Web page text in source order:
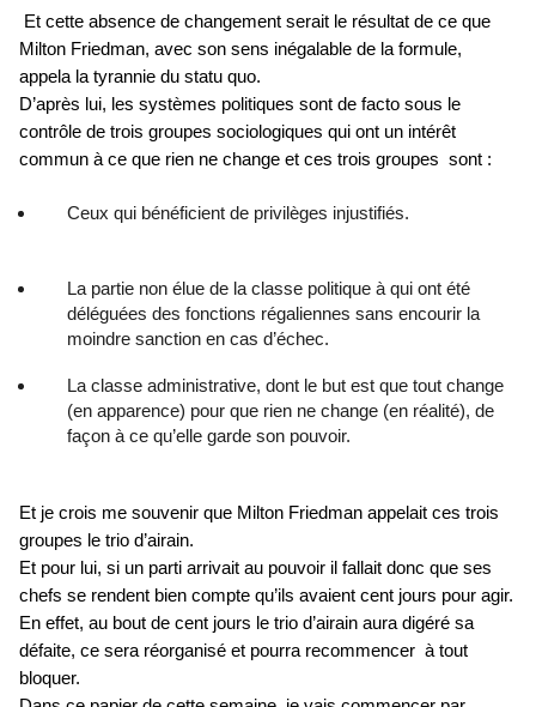
Et cette absence de changement serait le résultat de ce que
Milton Friedman, avec son sens inégalable de la formule,
appela la tyrannie du statu quo.
D’après lui, les systèmes politiques sont de facto sous le
contrôle de trois groupes sociologiques qui ont un intérêt
commun à ce que rien ne change et ces trois groupes sont :
Ceux qui bénéficient de privilèges injustifiés.
La partie non élue de la classe politique à qui ont été
déléguées des fonctions régaliennes sans encourir la
moindre sanction en cas d’échec.
La classe administrative, dont le but est que tout change
(en apparence) pour que rien ne change (en réalité), de
façon à ce qu’elle garde son pouvoir.
Et je crois me souvenir que Milton Friedman appelait ces trois
groupes le trio d’airain.
Et pour lui, si un parti arrivait au pouvoir il fallait donc que ses
chefs se rendent bien compte qu’ils avaient cent jours pour agir.
En effet, au bout de cent jours le trio d’airain aura digéré sa
défaite, ce sera réorganisé et pourra recommencer à tout
bloquer.